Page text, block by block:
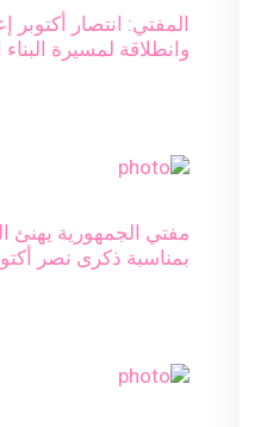
المفتي: انتصار أكتوبر
وانطلاقة لمسيرة
مفتي الجمهورية يهنئ
بمناسبة ذكرى نصر